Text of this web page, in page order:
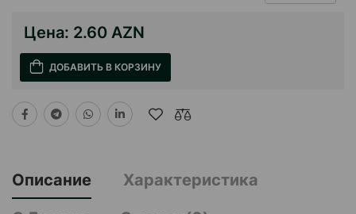
Цена: 2.60 AZN
ДОБАВИТЬ В КОРЗИНУ
Описание
Характеристика